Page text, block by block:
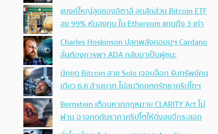
แบงก์ใหญ่สุดของอิตาลี ลดสัดส่วน Bitcoin ETF
ลง 99% หันลงทุน ใน Ethereum แทนถึง 3 เท่า
Charles Hoskinson ปลุกพลังคอมมูฯ Cardano
ลั่นต้องการพา ADA กลับมาเป็นผู้ชนะ
นักขุด Bitcoin สาย Solo เจอบล็อก รับทรัพย์คน
เดียว 6.6 ล้านบาท ไม่สนวิกฤตศรัทธาคริปโทฯ
Bernstein เตือนหากกฎหมาย CLARITY Act ไม่
ผ่าน อาจกดดันราคาคริปโตให้ดิ่งลงอีกระลอก